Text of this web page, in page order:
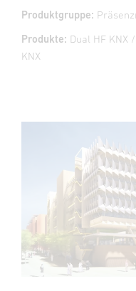
Produktgruppe:
Produkte: Dual HF KNX
KNX